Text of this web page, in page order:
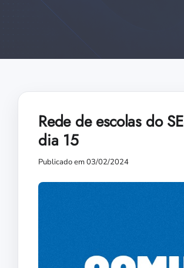
Rede de escolas do
dia 15
Publicado em 03/02/2024